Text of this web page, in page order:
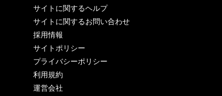
サイトに関するヘルプ
サイトに関するお問い合わせ
採用情報
サイトポリシー
プライバシーポリシー
利用規約
運営会社